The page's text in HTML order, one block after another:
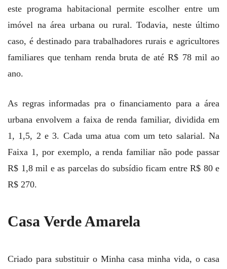
este programa habitacional permite escolher entre um
imóvel na área urbana ou rural. Todavia, neste último
caso, é destinado para trabalhadores rurais e agricultores
familiares que tenham renda bruta de até R$ 78 mil ao
ano.
As regras informadas pra o financiamento para a área
urbana envolvem a faixa de renda familiar, dividida em
1, 1,5, 2 e 3. Cada uma atua com um teto salarial. Na
Faixa 1, por exemplo, a renda familiar não pode passar
R$ 1,8 mil e as parcelas do subsídio ficam entre R$ 80 e
R$ 270.
Casa Verde Amarela
Criado para substituir o Minha casa minha vida, o casa